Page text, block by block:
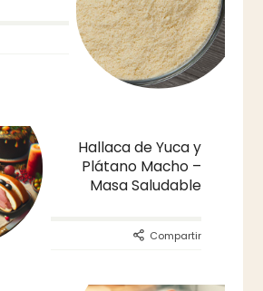
Hallaca de Yuca y
Plátano Macho –
Masa Saludable
Compartir